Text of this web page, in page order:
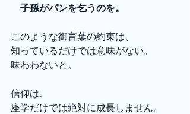
子孫がパンを乞うのを。
このような御言葉の約束は、
知っているだけでは意味がない。
味わわないと。
信仰は、
座学だけでは絶対に成長しません。